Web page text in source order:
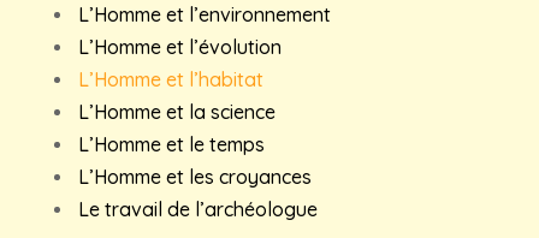
L’Homme et l’environnement
L’Homme et l’évolution
L’Homme et l’habitat
L’Homme et la science
L’Homme et le temps
L’Homme et les croyances
Le travail de l’archéologue